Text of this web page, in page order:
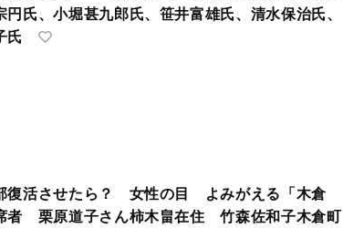
氏、小堀甚九郎氏、笹井富雄氏、清水保治氏、
氏
復活させたら？ 女性の目 よみがえる「木倉
者 栗原道子さん柿木畠在住 竹森佐和子木倉町